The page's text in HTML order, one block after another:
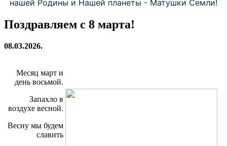
нашей Родины и Нашей планеты - Матушки Семли!
Поздравляем с 8 марта!
08.03.2026.
Месяц март и
день восьмой.
Запахло в
воздухе весной.
Весну мы будем
славить